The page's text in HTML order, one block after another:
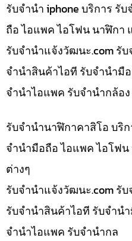
รับจำนำ iphone บริการ รั
ถือ ไอแพค ไอโฟน นาฬิกา
รับจํานําแจ้งวัฒนะ.com รับ
จำนำสินค้าไอที รับจำนำมื
จำนำไอแพค รับจำนำกล้อง
รับจำนำนาฬิกาคาสิโอ บริ
จำนำมือถือ ไอแพค ไอโฟ
ต่างๆ
รับจํานําแจ้งวัฒนะ.com รั
รับจำนำสินค้าไอที รับจำน
จำนำไอแพค รับจำนำกล